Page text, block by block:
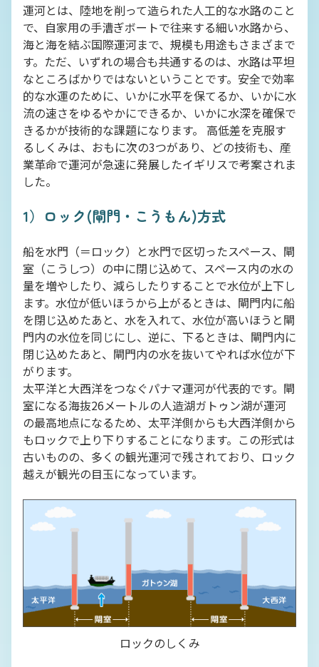
運河とは、陸地を削って造られた人工的な水路のこと
で、自家用の手漕ぎボートで往来する細い水路から、
海と海を結ぶ国際運河まで、規模も用途もさまざまで
す。ただ、いずれの場合も共通するのは、水路は平坦
なところばかりではないということです。安全で効率
的な水運のために、いかに水平を保てるか、いかに水
流の速さをゆるやかにできるか、いかに水深を確保で
きるかが技術的な課題になります。 高低差を克服す
るしくみは、おもに次の3つがあり、どの技術も、産
業革命で運河が急速に発展したイギリスで考案されま
した。
1）ロック(閘門・こうもん)方式
船を水門（＝ロック）と水門で区切ったスペース、閘
室（こうしつ）の中に閉じ込めて、スペース内の水の
量を増やしたり、減らしたりすることで水位が上下し
ます。水位が低いほうから上がるときは、閘門内に船
を閉じ込めたあと、水を入れて、水位が高いほうと閘
門内の水位を同じにし、逆に、下るときは、閘門内に
閉じ込めたあと、閘門内の水を抜いてやれば水位が下
がります。
太平洋と大西洋をつなぐパナマ運河が代表的です。閘
室になる海抜26メートルの人造湖ガトゥン湖が運河
の最高地点になるため、太平洋側からも大西洋側から
もロックで上り下りすることになります。この形式は
古いものの、多くの観光運河で残されており、ロック
越えが観光の目玉になっています。
ロックのしくみ